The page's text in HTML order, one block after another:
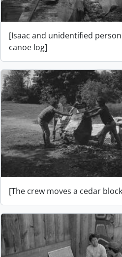
[Isaac and unidentified
canoe log]
[The crew moves a cedar